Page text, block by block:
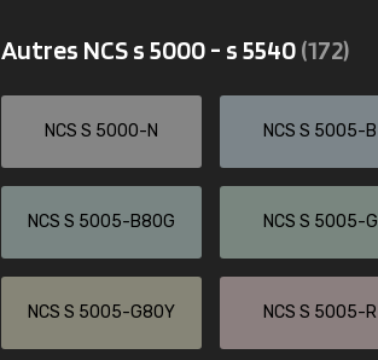
Autres NCS s 5000 - s 5540(172)
NCS S 5000-N NCS S 5005-B
NCS S 5005-B80G NCS S 5005-G
NCS S 5005-G80Y NCS S 5005-R